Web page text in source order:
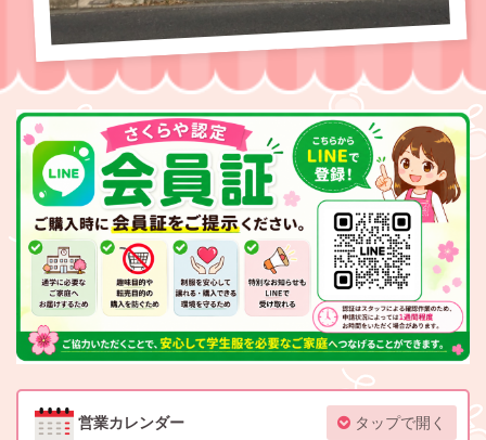
営業カレンダー タップで開く